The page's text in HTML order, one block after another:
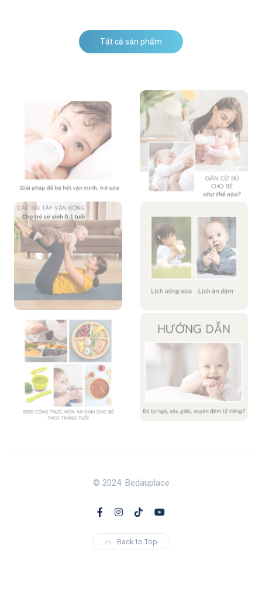
Tất cả sản phẩm
© 2024. Bedauplace
Back to Top